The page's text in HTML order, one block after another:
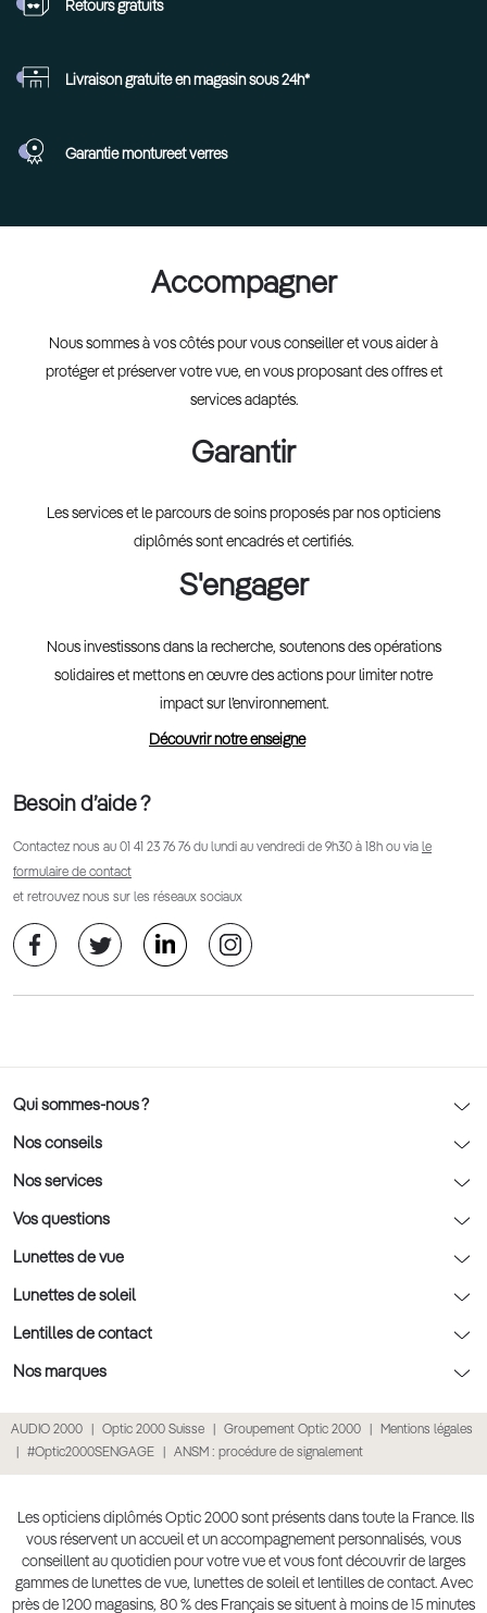
Retoursgratuits
Livraison gratuite en magasin sous 24h*
Garantie montureet verres
Accompagner
Nous sommes à vos côtés pour vous conseiller et vous aider à
protéger et préserver votre vue, en vous proposant des offres et
services adaptés.
Garantir
Les services et le parcours de soins proposés par nos opticiens
diplômés sont encadrés et certifiés.
S'engager
Nous investissons dans la recherche, soutenons des opérations
solidaires et mettons en œuvre des actions pour limiter notre
impact sur l’environnement.
Découvrir notre enseigne
Besoin d’aide ?
Contactez nous au 01 41 23 76 76 du lundi au vendredi de 9h30 à 18h ou via le
formulaire de contact
et retrouvez nous sur les réseaux sociaux
Qui sommes-nous ?
Notre charte déontologique
AFNOR Certification
Rendez-vous prévision
Nos conseils
Nos conseils lunettes
Nos conseils lentilles
Nos conseils enfants
Nos conseils santé visuelle
Tout savoir sur nos verres
Nos services
Optic 2000 à domicile
Le contrôle de la vue chez votre opticien
L'entretien de votre équipement
La prise de rendez-vous en ligne
Point expert basse vision
Click & collect : Livraison gratuite en magasin
Accessibilité
Vos questions
Politique cookies
Conditions des offres
Politique de confidentialité des données
Retours et remboursements
Lunettes de vue
Lunettes de vue
Lunettes de vue homme
Lunettes de vue femme
Lunettes de vue Ray-Ban
Lunettes de vue Gucci
Lunettes de vue Chloé
Lunettes de vue Burberry
Lunettes de soleil
Lunettes de soleil
Lunettes de soleil homme
Lunettes de soleil enfant
Lunettes de soleil Ray-Ban
Lunettes de soleil Prada
Lunettes de soleil Gucci
Soldes Ete 2025
Lentilles de contact
Lentilles de contact
Lentille de nuit
Lentilles journalières
Produit lentilles
Nos marques
Lunettes Prada
Lunettes Guess
Lunettes Chloé
Lunettes Versace
AUDIO 2000 Optic 2000 Suisse Groupement Optic 2000
Mentions légales
#Optic2000SENGAGE
ANSM : procédure de signalement
Les opticiens diplômés Optic 2000 sont présents dans toute la France. Ils
vous réservent un accueil et un accompagnement personnalisés, vous
conseillent au quotidien pour votre vue et vous font découvrir de larges
gammes de lunettes de vue, lunettes de soleil et lentilles de contact. Avec
près de 1200 magasins, 80 % des Français se situent à moins de 15 minutes